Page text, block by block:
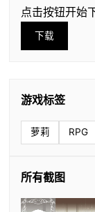
点击按钮开始
下载
游戏标签
萝莉 RPG
所有截图